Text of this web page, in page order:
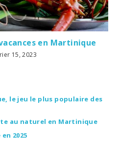
en Martinique
15, 2023
le jeu le plus populaire des
au naturel en Martinique
2025